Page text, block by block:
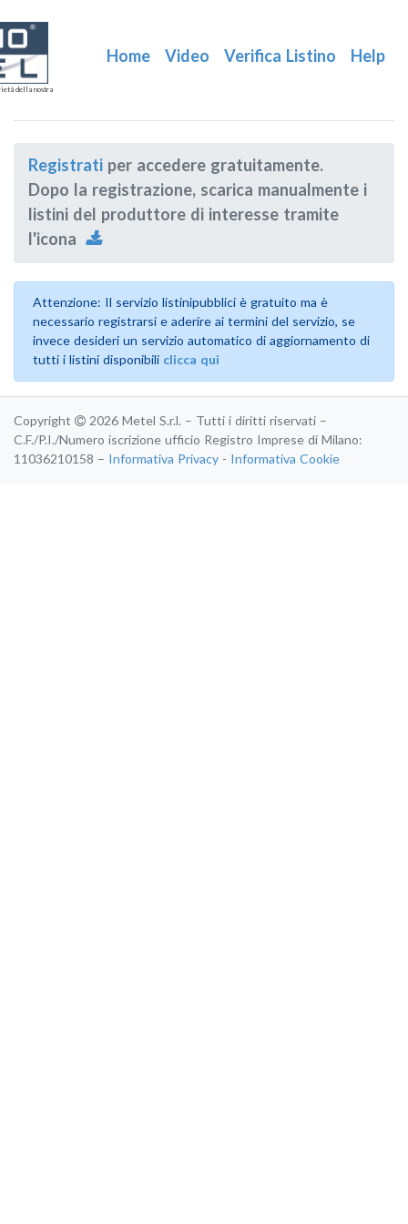
della nostra
Home Video Verifica Listino Help
Registrati per accedere gratuitamente.
Dopo la registrazione, scarica manualmente i
listini del produttore di interesse tramite
l'icona
Attenzione: Il servizio listinipubblici è gratuito ma è
necessario registrarsi e aderire ai termini del servizio, se
invece desideri un servizio automatico di aggiornamento di
tutti i listini disponibili clicca qui
Copyright
2026 Metel S.r.l. – Tutti i diritti riservati –
C.F./P.I./Numero iscrizione ufficio Registro Imprese di Milano:
11036210158 –
Informativa Privacy - Informativa Cookie